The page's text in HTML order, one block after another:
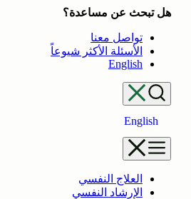
هل تبحث عن مساعدة؟
تواصل معنا
الأسئلة الأكثر شيوعاً
English
English
العلاج النفسي
الإرشاد النفسي